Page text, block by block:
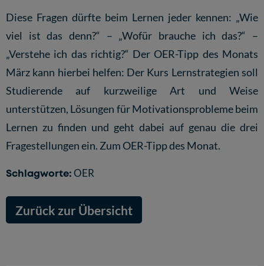
Diese Fragen dürfte beim Lernen jeder kennen: „Wie
viel ist das denn?“ – „Wofür brauche ich das?“ –
„Verstehe ich das richtig?“ Der OER-Tipp des Monats
März kann hierbei helfen: Der Kurs Lernstrategien soll
Studierende auf kurzweilige Art und Weise
unterstützen, Lösungen für Motivationsprobleme beim
Lernen zu finden und geht dabei auf genau die drei
Fragestellungen ein.Zum OER-Tipp des Monat.
Schlagworte: OER
Zurück zur Übersicht